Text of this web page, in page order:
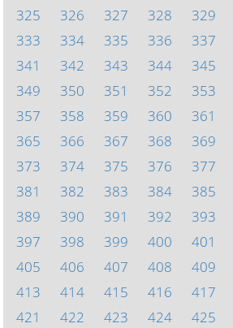
325
326 327 328 329
333
334 335 336 337
341
342 343 344 345
349
350 351 352 353
357
358 359 360 361
365
366 367 368 369
373
374 375 376 377
381
382 383 384 385
389
390 391 392 393
397
398 399 400 401
405
406 407 408 409
413
414 415 416 417
421
422 423 424 425